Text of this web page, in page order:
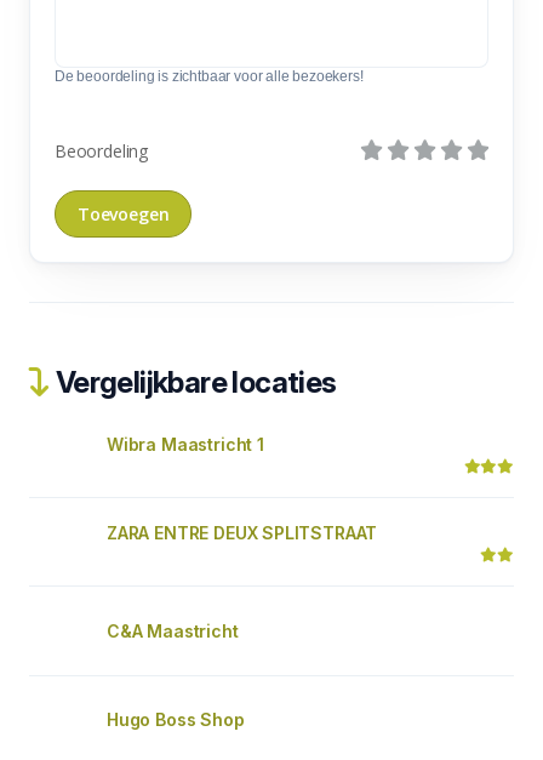
De beoordeling is zichtbaar voor alle bezoekers!
Beoordeling
Vergelijkbare locaties
Wibra Maastricht 1
ZARA ENTRE DEUX SPLITSTRAAT
C&A Maastricht
Hugo Boss Shop